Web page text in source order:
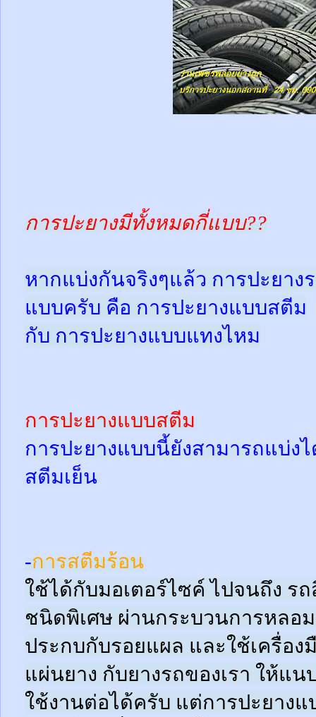
การปะยางมีทั้งหมดกี่แบบ??
หากแบ่งกันจริงๆแล้ว การปะยาง
แบบครับ คือ การปะยางแบบสตีม
กับ การปะยางแบบแทงไหม
การปะยางแบบสตีม
การปะยางแบบนี้ยังสามารถแบ่ง
สตีมเย็น
-การสตีมร้อน
ใช้ได้กับมอเตอร์ไซค์ ไปจนถึง ร
ชนิดพิเศษ ผ่านกระบวนการหลอ
ประกบกับรอยแผล และใช้เครื่อง
แผ่นยาง กับยางรถของเรา ให้แ
ใช้งานต่อได้ครับ แต่การปะยาง